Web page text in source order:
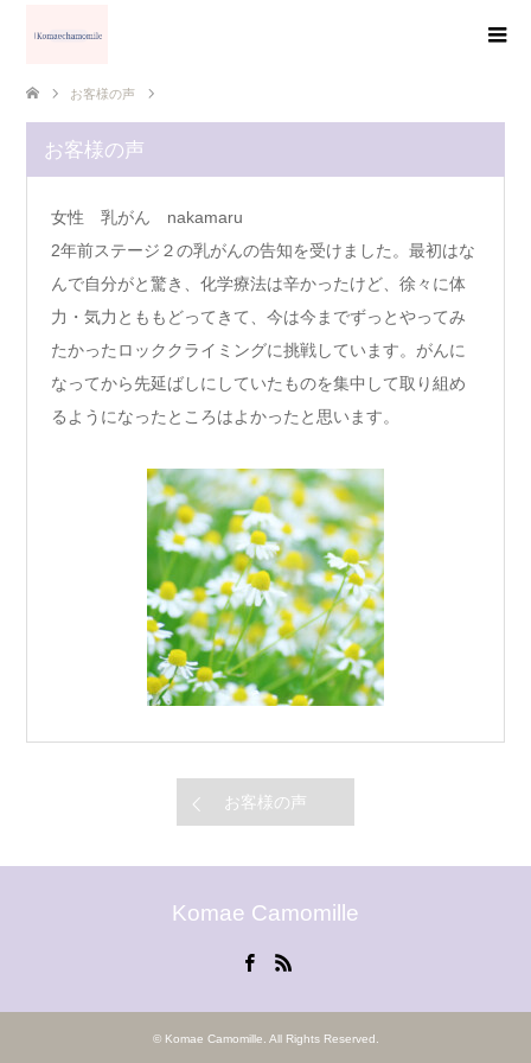
お客様の声
お客様の声
女性 乳がん nakamaru
2年前ステージ２の乳がんの告知を受けました。最初はな
んで自分がと驚き、化学療法は辛かったけど、徐々に体
力・気力とももどってきて、今は今までずっとやってみ
たかったロッククライミングに挑戦しています。がんに
なってから先延ばしにしていたものを集中して取り組め
るようになったところはよかったと思います。
お客様の声
Komae Camomille
© Komae Camomille . All Rights Reserved.